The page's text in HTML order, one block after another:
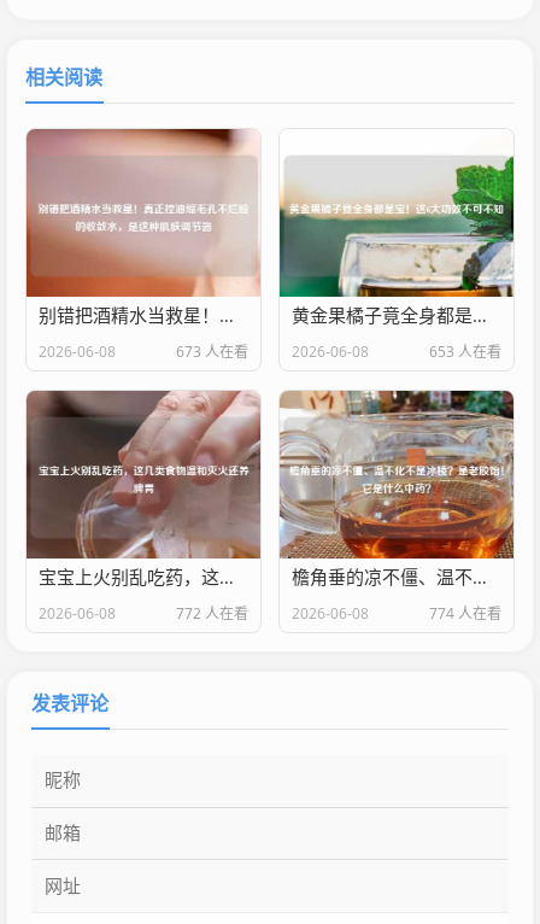
相关阅读
别错把酒精水当救星！真正控油缩毛孔不烂脸的收敛水，是这种肌肤调节器
2026-06-08 673 人在看
黄金果橘子竟全身都是宝！这6大功效不可不知
2026-06-08 653 人在看
宝宝上火别乱吃药，这几类食物温和灭火还养脾胃
2026-06-08 772 人在看
檐角垂的凉不僵、温不化不是冰棱？是老胶饴！它是什么中药？
2026-06-08 774 人在看
发表评论